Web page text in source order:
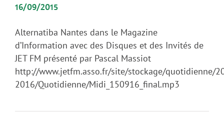
16/09/2015
Alternatiba Nantes dans le Magazine
d’Information avec des Disques et des Invités de
JET FM présenté par Pascal Massiot
http://www.jetfm.asso.fr/site/stockage/quotidienne/
2016/Quotidienne/Midi_150916_final.mp3